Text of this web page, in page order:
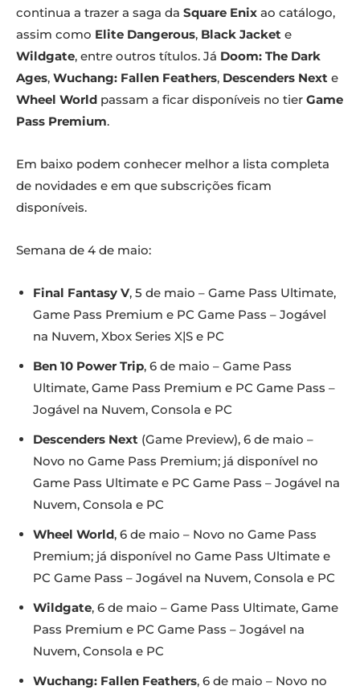
continua a trazer a saga da Square Enix ao catálogo,
assim como Elite Dangerous, Black Jacket e
Wildgate, entre outros títulos. Já Doom: The Dark
Ages, Wuchang: Fallen Feathers, Descenders Next e
Wheel World passam a ficar disponíveis no tier Game
Pass Premium.
Em baixo podem conhecer melhor a lista completa
de novidades e em que subscrições ficam
disponíveis.
Semana de 4 de maio:
Final Fantasy V, 5 de maio – Game Pass Ultimate,
Game Pass Premium e PC Game Pass – Jogável
na Nuvem, Xbox Series X|S e PC
Ben 10 Power Trip, 6 de maio – Game Pass
Ultimate, Game Pass Premium e PC Game Pass –
Jogável na Nuvem, Consola e PC
Descenders Next (Game Preview), 6 de maio –
Novo no Game Pass Premium; já disponível no
Game Pass Ultimate e PC Game Pass – Jogável na
Nuvem, Consola e PC
Wheel World, 6 de maio – Novo no Game Pass
Premium; já disponível no Game Pass Ultimate e
PC Game Pass – Jogável na Nuvem, Consola e PC
Wildgate, 6 de maio – Game Pass Ultimate, Game
Pass Premium e PC Game Pass – Jogável na
Nuvem, Consola e PC
Wuchang: Fallen Feathers, 6 de maio – Novo no